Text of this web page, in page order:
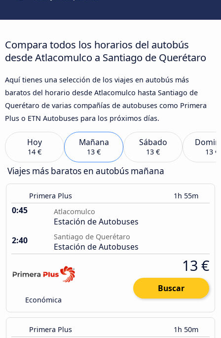
Compara todos los horarios del autobús
desde Atlacomulco a Santiago de Querétaro
Aquí tienes una selección de los viajes en autobús más
baratos del horario desde Atlacomulco hasta Santiago de
Querétaro de varias compañías de autobuses como Primera
Plus o ETN Autobuses para los próximos días.
Hoy
14 €
Mañana
13 €
Sábado
13 € 13 €
Viajes más baratos en autobús mañana
Primera Plus 1h 55m
0:45 Atlacomulco
Estación de Autobuses
2:40
Santiago de Querétaro
Estación de Autobuses
Económica
13 €
Buscar
Primera Plus 1h 50m